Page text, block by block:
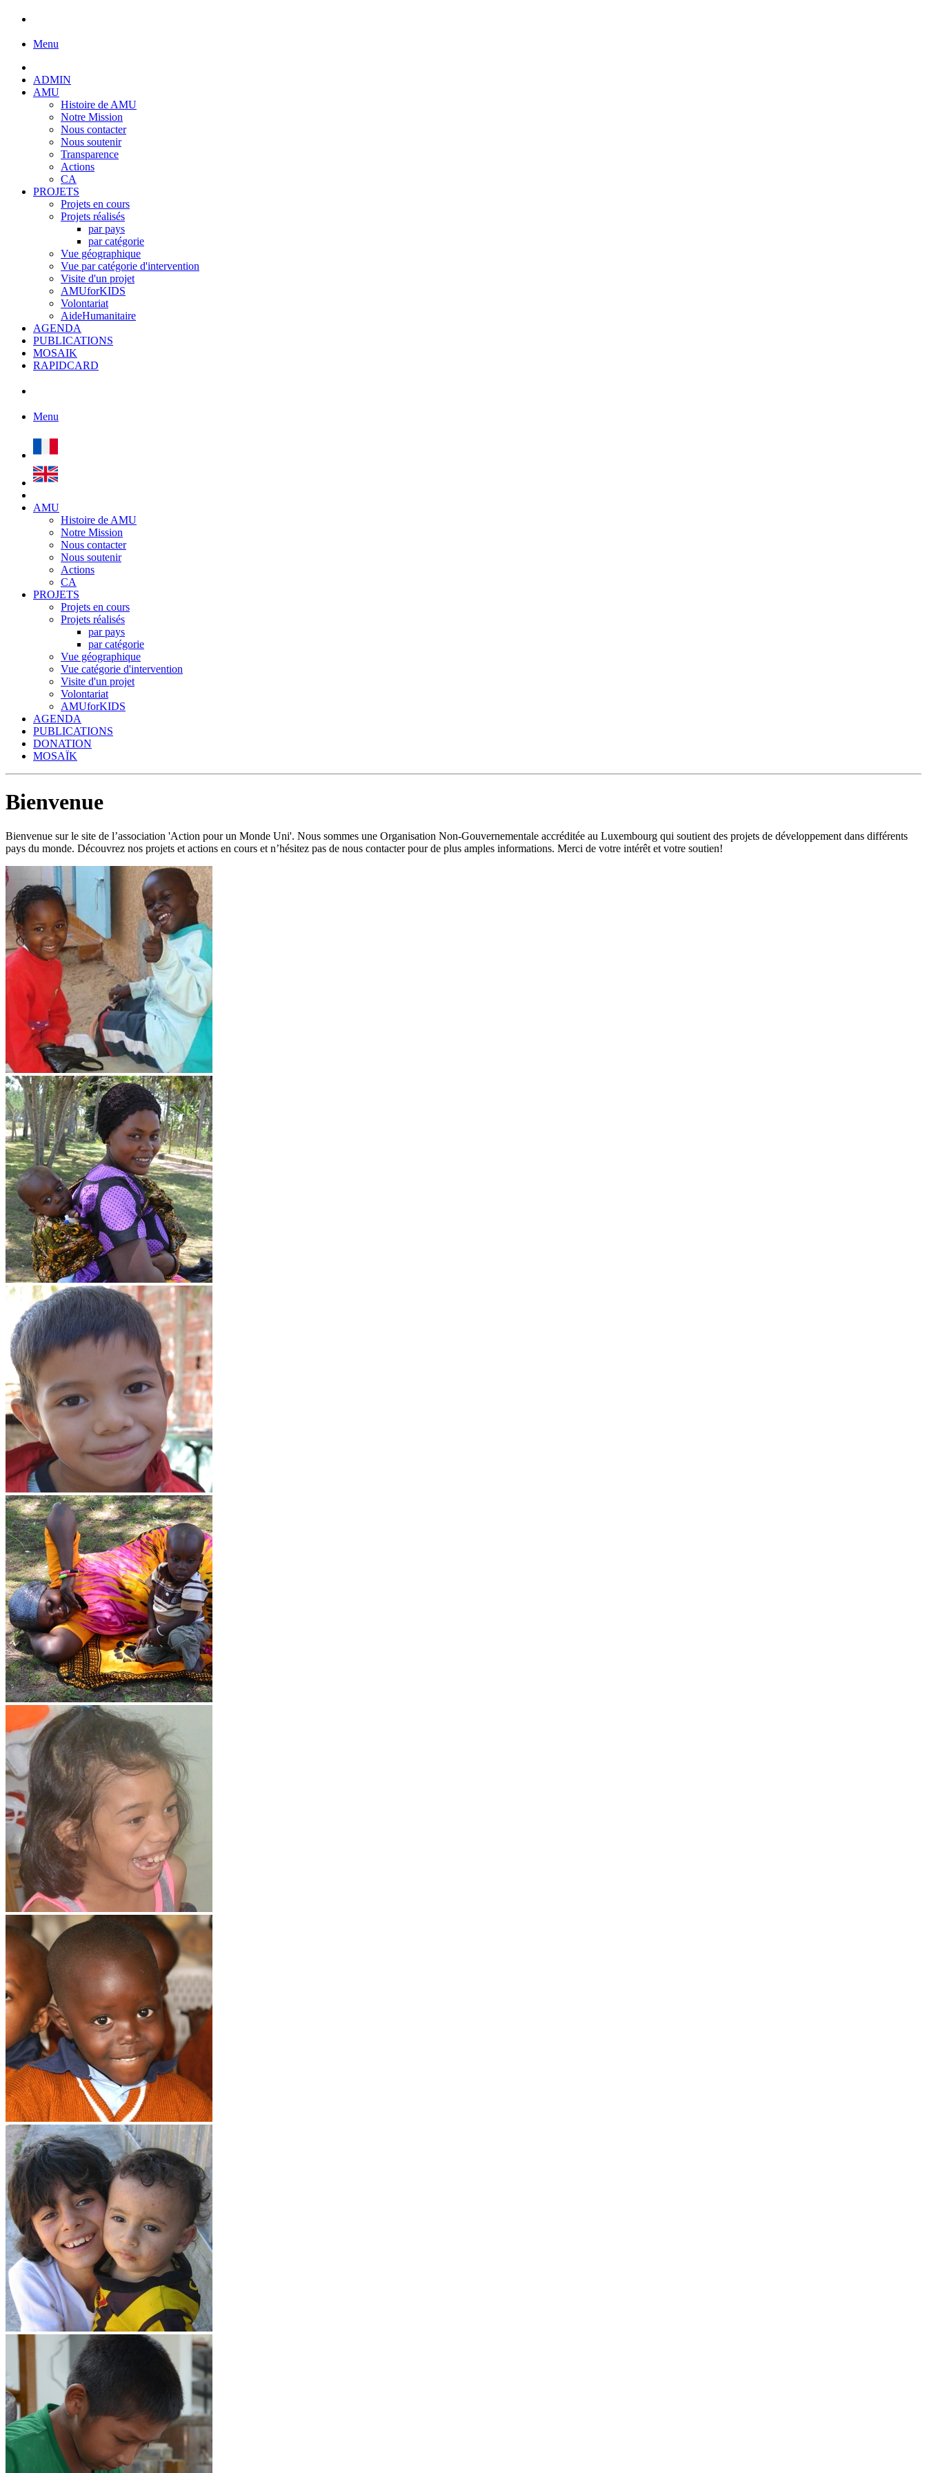
Menu
ADMIN
AMU
Histoire de AMU
Notre Mission
Nous contacter
Nous soutenir
Transparence
Actions
CA
PROJETS
Projets en cours
Projets réalisés
par pays
par catégorie
Vue géographique
Vue par catégorie d'intervention
Visite d'un projet
AMUforKIDS
Volontariat
AideHumanitaire
AGENDA
PUBLICATIONS
MOSAIK
RAPIDCARD
Menu
AMU
Histoire de AMU
Notre Mission
Nous contacter
Nous soutenir
Actions
CA
PROJETS
Projets en cours
Projets réalisés
par pays
par catégorie
Vue géographique
Vue catégorie d'intervention
Visite d'un projet
Volontariat
AMUforKIDS
AGENDA
PUBLICATIONS
DONATION
MOSAÏK
Bienvenue
Bienvenue sur le site de l’association 'Action pour un Monde Uni'. Nous sommes une Organisation Non-Gouvernementale accréditée au Luxembourg qui soutient des projets de développement dans différents
pays du monde. Découvrez nos projets et actions en cours et n’hésitez pas de nous contacter pour de plus amples informations. Merci de votre intérêt et votre soutien!